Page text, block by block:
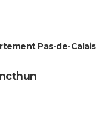
Pas-de-Calais